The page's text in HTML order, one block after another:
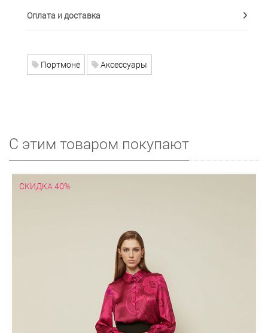
Оплата и доставка
Портмоне Аксессуары
С этим товаром покупают
СКИДКА 40%